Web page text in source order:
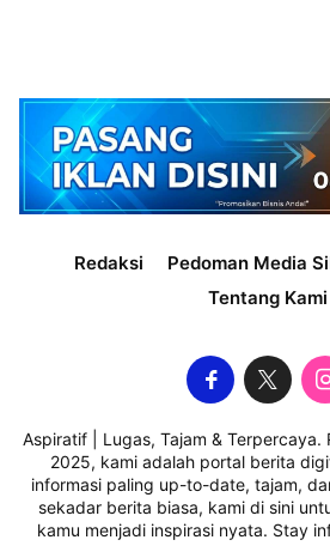
Redaksi Pedoman Media
Tentang Kami
Aspiratif | Lugas, Tajam & Terpercaya.
2025, kami adalah portal berita
informasi paling up-to-date, tajam,
sekadar berita biasa, kami di sini
kamu menjadi inspirasi nyata. Stay